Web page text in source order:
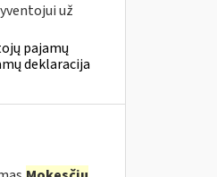
už
pajamų
deklaracija